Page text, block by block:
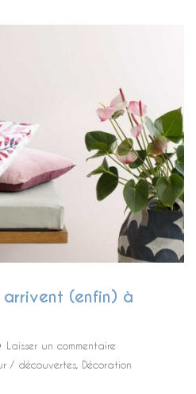
arrivent (enfin) à
Laisser un commentaire
/ découvertes, Décoration